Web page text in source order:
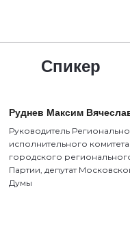
Спикер
Руднев Максим
Руководитель
исполнительного
городского
Партии, депутат
Думы